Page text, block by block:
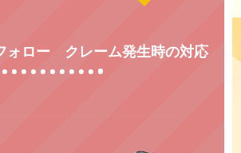
ォロー クレーム発生時の対応